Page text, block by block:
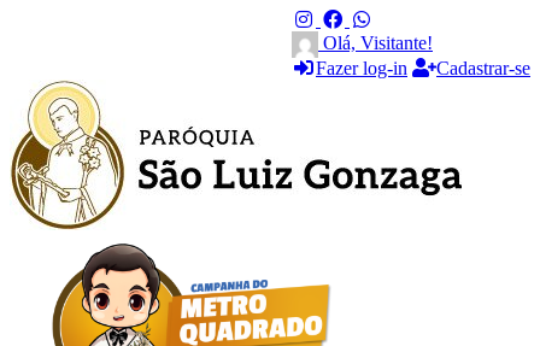
Olá, Visitante!
Fazer log-in
Cadastrar-se